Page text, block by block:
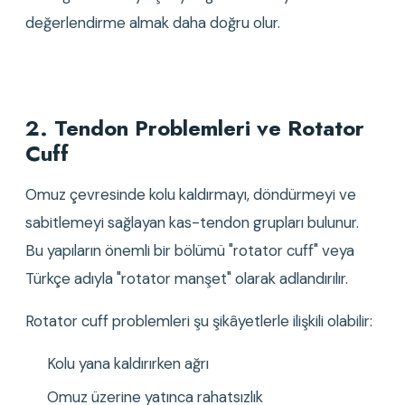
değerlendirme almak daha doğru olur.
2. Tendon Problemleri ve Rotator
Cuff
Omuz çevresinde kolu kaldırmayı, döndürmeyi ve
sabitlemeyi sağlayan kas-tendon grupları bulunur.
Bu yapıların önemli bir bölümü "rotator cuff" veya
Türkçe adıyla "rotator manşet" olarak adlandırılır.
Rotator cuff problemleri şu şikâyetlerle ilişkili olabilir:
Kolu yana kaldırırken ağrı
Omuz üzerine yatınca rahatsızlık